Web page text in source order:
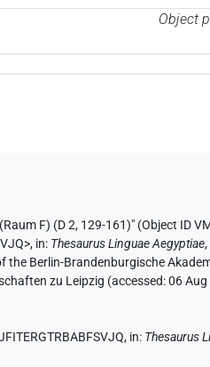
Object
F) (D 2, 129-161)" (Object ID
, in: Thesaurus Linguae Aegyptiae,
the Berlin-Brandenburgische
zu Leipzig (accessed:06
in: Thesaurus